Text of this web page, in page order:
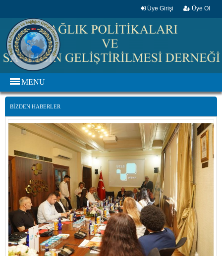
Üye Girişi Üye Ol
MENU
BİZDEN HABERLER